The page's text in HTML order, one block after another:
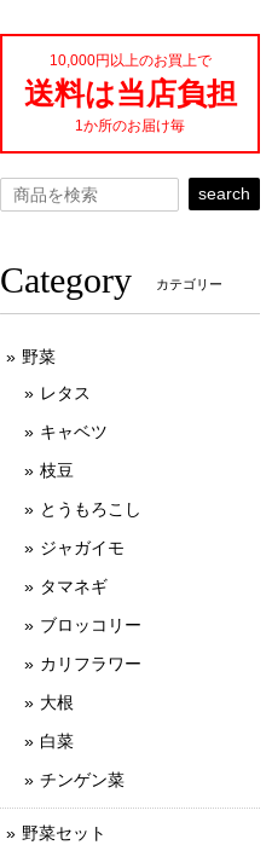
10,000円以上のお買上で
送料は当店負担
1か所のお届け毎
search
Category カテゴリー
野菜
レタス
キャベツ
枝豆
とうもろこし
ジャガイモ
タマネギ
ブロッコリー
カリフラワー
大根
白菜
チンゲン菜
野菜セット